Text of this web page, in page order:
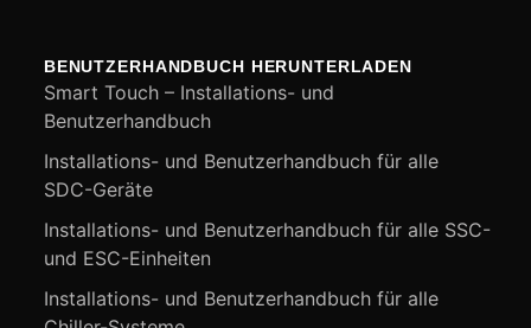
BENUTZERHANDBUCH HERUNTERLADEN
Smart Touch – Installations- und
Benutzerhandbuch
Installations- und Benutzerhandbuch für alle
SDC-Geräte
Installations- und Benutzerhandbuch für alle SSC-
und ESC-Einheiten
Installations- und Benutzerhandbuch für alle